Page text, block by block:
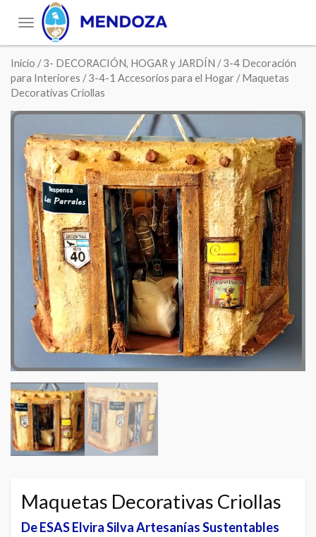
Toggle
navigation
Inicio /3- DECORACIÓN, HOGAR y JARDÍN /3-4 Decoración
para Interiores /3-4-1 Accesorios para el Hogar / Maquetas
Decorativas Criollas
Maquetas Decorativas Criollas
De ESAS Elvira Silva Artesanías Sustentables